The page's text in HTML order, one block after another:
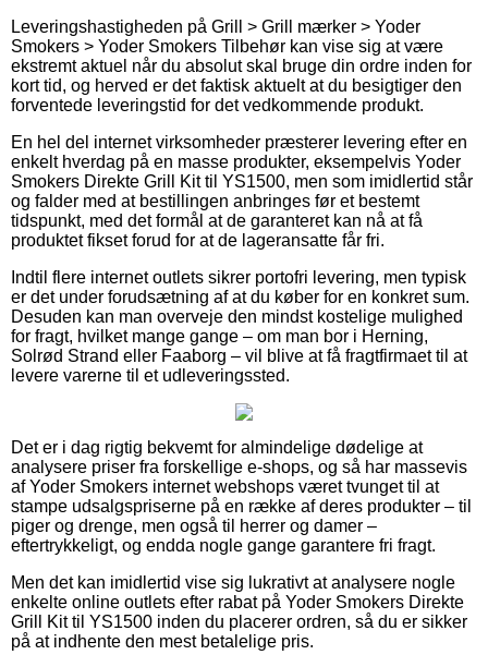
Leveringshastigheden på Grill > Grill mærker > Yoder
Smokers > Yoder Smokers Tilbehør kan vise sig at være
ekstremt aktuel når du absolut skal bruge din ordre inden for
kort tid, og herved er det faktisk aktuelt at du besigtiger den
forventede leveringstid for det vedkommende produkt.
En hel del internet virksomheder præsterer levering efter en
enkelt hverdag på en masse produkter, eksempelvis Yoder
Smokers Direkte Grill Kit til YS1500, men som imidlertid står
og falder med at bestillingen anbringes før et bestemt
tidspunkt, med det formål at de garanteret kan nå at få
produktet fikset forud for at de lageransatte får fri.
Indtil flere internet outlets sikrer portofri levering, men typisk
er det under forudsætning af at du køber for en konkret sum.
Desuden kan man overveje den mindst kostelige mulighed
for fragt, hvilket mange gange – om man bor i Herning,
Solrød Strand eller Faaborg – vil blive at få fragtfirmaet til at
levere varerne til et udleveringssted.
Det er i dag rigtig bekvemt for almindelige dødelige at
analysere priser fra forskellige e-shops, og så har massevis
af Yoder Smokers internet webshops været tvunget til at
stampe udsalgspriserne på en række af deres produkter – til
piger og drenge, men også til herrer og damer –
eftertrykkeligt, og endda nogle gange garantere fri fragt.
Men det kan imidlertid vise sig lukrativt at analysere nogle
enkelte online outlets efter rabat på Yoder Smokers Direkte
Grill Kit til YS1500 inden du placerer ordren, så du er sikker
på at indhente den mest betalelige pris.